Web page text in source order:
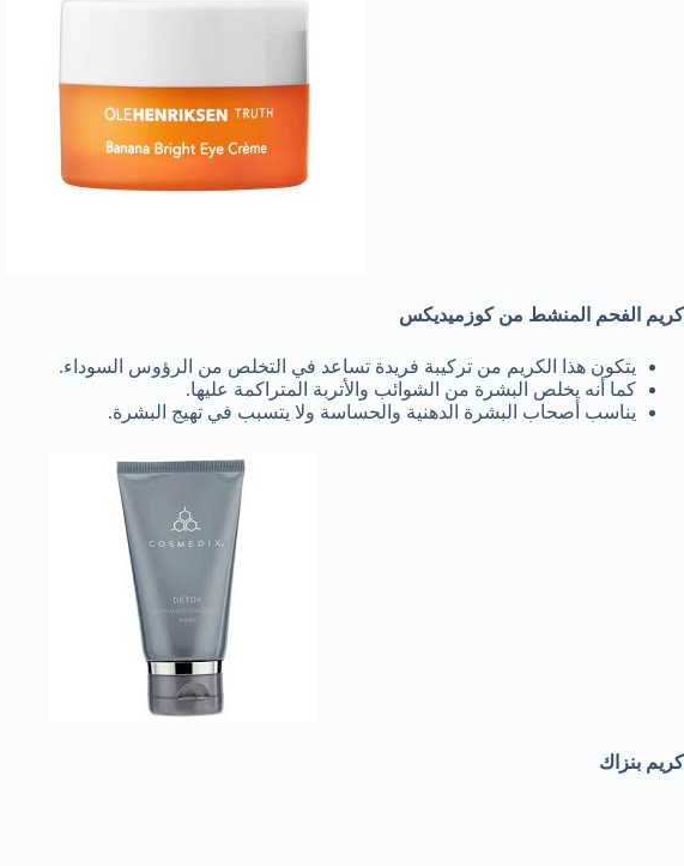
كريم الفحم المنشط من كوزميديكس
يتكون هذا الكريم من تركيبة فريدة تساعد في التخلص من الرؤوس السوداء.
كما أنه يخلص البشرة من الشوائب والأتربة المتراكمة عليها.
يناسب أصحاب البشرة الدهنية والحساسة ولا يتسبب في تهيج البشرة.
كريم بنزاك